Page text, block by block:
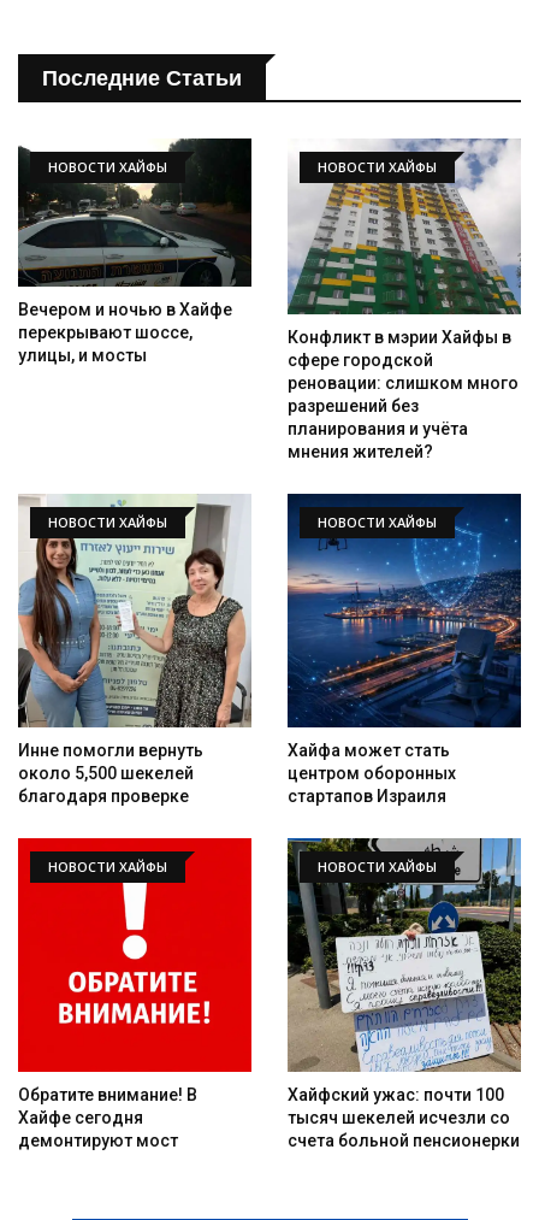
Последние Статьи
НОВОСТИ ХАЙФЫ
Вечером и ночью в Хайфе
перекрывают шоссе,
улицы, и мосты
НОВОСТИ ХАЙФЫ
Конфликт в мэрии Хайфы в
сфере городской
реновации: слишком много
разрешений без
планирования и учёта
мнения жителей?
НОВОСТИ ХАЙФЫ
Инне помогли вернуть
около 5,500 шекелей
благодаря проверке
НОВОСТИ ХАЙФЫ
Хайфа может стать
центром оборонных
стартапов Израиля
НОВОСТИ ХАЙФЫ
Обратите внимание! В
Хайфе сегодня
демонтируют мост
НОВОСТИ ХАЙФЫ
Хайфский ужас: почти 100
тысяч шекелей исчезли со
счета больной пенсионерки